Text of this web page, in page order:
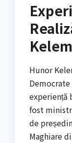
Hunor
Democrate
experiență
fost
de
Maghiare